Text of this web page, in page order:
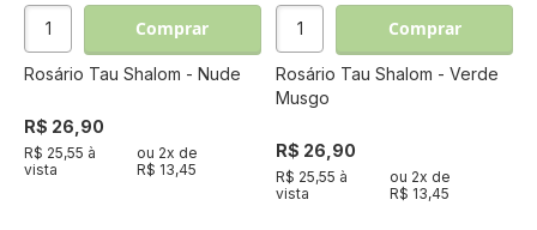
Comprar
Rosário Tau Shalom - Nude
R$ 26,90
R$ 25,55 à
vista
ou 2x de
R$ 13,45
Comprar
Rosário Tau Shalom - Verde
Musgo
R$ 26,90
R$ 25,55 à
vista
ou 2x de
R$ 13,45